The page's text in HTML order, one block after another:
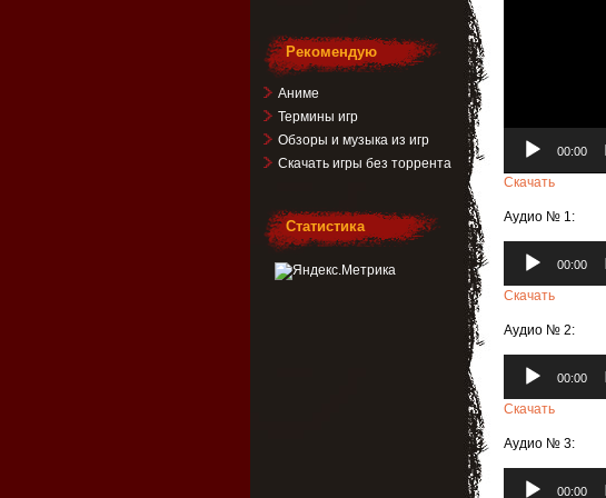
00:00
Скачать
Аудио № 1:
Аудиоплеер
00:00
Скачать
Аудио № 2:
Аудиоплеер
00:00
Скачать
Аудио № 3:
Аудиоплеер
00:00
Рекомендую
Аниме
Термины игр
Обзоры и музыка из игр
Скачать игры без торрента
Статистика